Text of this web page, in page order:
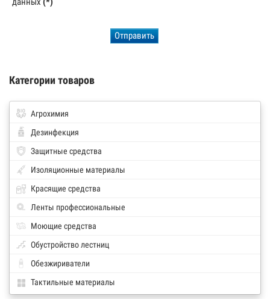
Отправить
Категории товаров
Агрохимия
Дезинфекция
Защитные средства
Изоляционные материалы
Красящие средства
Ленты профессиональные
Моющие средства
Обустройство лестниц
Обезжириватели
Тактильные материалы